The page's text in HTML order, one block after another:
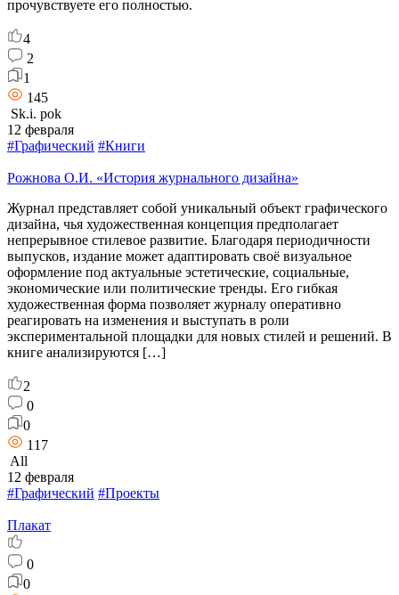
прочувствуете его полностью.
4
2
1
145
Sk.i. pok
12 февраля
#Графический #Книги
Рожнова О.И. «История журнального дизайна»
Журнал представляет собой уникальный объект графического
дизайна, чья художественная концепция предполагает
непрерывное стилевое развитие. Благодаря периодичности
выпусков, издание может адаптировать своё визуальное
оформление под актуальные эстетические, социальные,
экономические или политические тренды. Его гибкая
художественная форма позволяет журналу оперативно
реагировать на изменения и выступать в роли
экспериментальной площадки для новых стилей и решений. В
книге анализируются […]
2
0
0
117
All
12 февраля
#Графический #Проекты
Плакат
0
0